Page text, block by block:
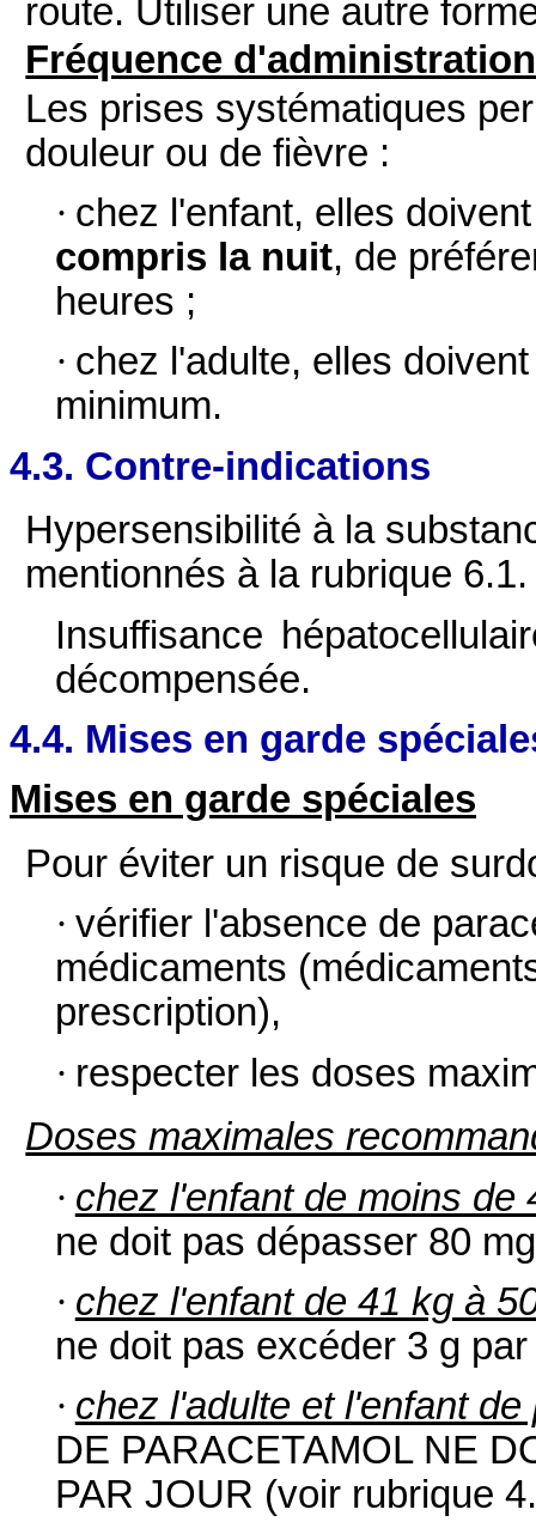
route. Utiliser une autre
Fréquence d'administration
Les prises systématiques
douleur ou de fièvre :
· chez l'enfant, elles
compris la nuit, de
heures ;
· chez l'adulte, elles
minimum.
4.3. Contre-indications
Hypersensibilité à la
mentionnés à la rubrique 6.1.
Insuffisance
décompensée.
4.4. Mises en garde
Mises en garde spéciales
Pour éviter un risque de
· vérifier l'absence de
médicaments
prescription),
· respecter les doses
Doses maximales
· chez l'enfant de moins de
ne doit pas dépasser 80
· chez l'enfant de 41 kg à
ne doit pas excéder 3 g
· chez l'adulte et l'enfant
DE PARACETAMOL NE
PAR JOUR (voir rubrique